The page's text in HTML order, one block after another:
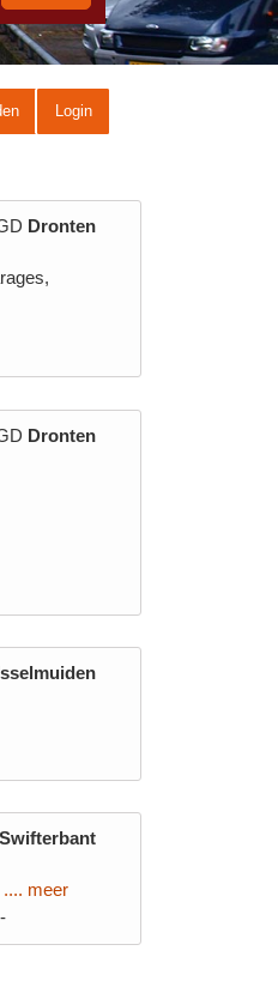
Login
Dronten
Dronten
Swifterbant
.... meer